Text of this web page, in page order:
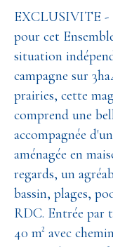
EXCLUSIVITE -
pour cet
situation
campagne sur
prairies, cette
comprend une
accompagnée
aménagée en
regards, un
bassin, plages,
RDC. Entrée par
40 m² avec